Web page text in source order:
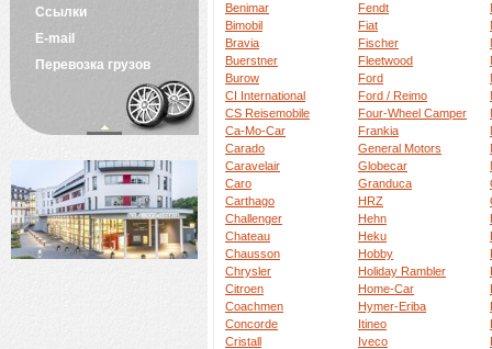
Ссылки
E-mail
Перевозка грузов
Benimar
Fendt
Bimobil
Fiat
Bravia
Fischer
Buerstner
Fleetwood
Burow
Ford
CI International
Ford / Reimo
CS Reisemobile
Four-Wheel Camper
Ca-Mo-Car
Frankia
Carado
General Motors
Caravelair
Globecar
Caro
Granduca
Carthago
HRZ
Challenger
Hehn
Chateau
Heku
Chausson
Hobby
Chrysler
Holiday Rambler
Citroen
Home-Car
Coachmen
Hymer-Eriba
Concorde
Itineo
Cristall
Iveco